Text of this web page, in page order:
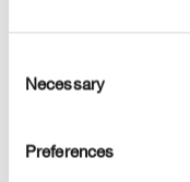
Selection
Necessary
Preferences
Poderá estar